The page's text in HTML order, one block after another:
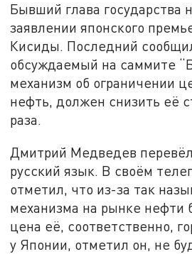
Бывший глава государства
заявлении японского
Кисиды. Последний
обсуждаемый на саммите
механизм об ограничении
нефть, должен снизить её
раза.
Дмитрий Медведев
русский язык. В своём
отметил, что из-за так
механизма на рынке нефти
цена её, соответственно,
у Японии, отметил он, не